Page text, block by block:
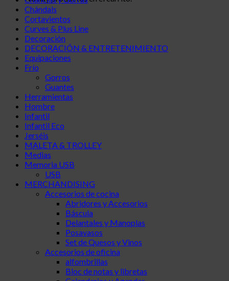
Chándals
Cortavientos
Curves & Plus Line
Decoración
DECORACIÓN & ENTRETENIMIENTO
Equipaciones
Frío
Gorros
Guantes
Herramientas
Hombre
Infantil
Infantil Eco
Jerséis
MALETA & TROLLEY
Medias
Memoria USB
USB
MERCHANDISING
Accesorios de cocina
Abridores y Accesorios
Báscula
Delantales y Manoplas
Posavasos
Set de Quesos y Vinos
Accesorios de oficina
alfombrillas
Bloc de notas y libretas